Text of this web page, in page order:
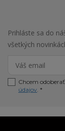
Prihláste sa do
všetkých
Chcem
údajov. *